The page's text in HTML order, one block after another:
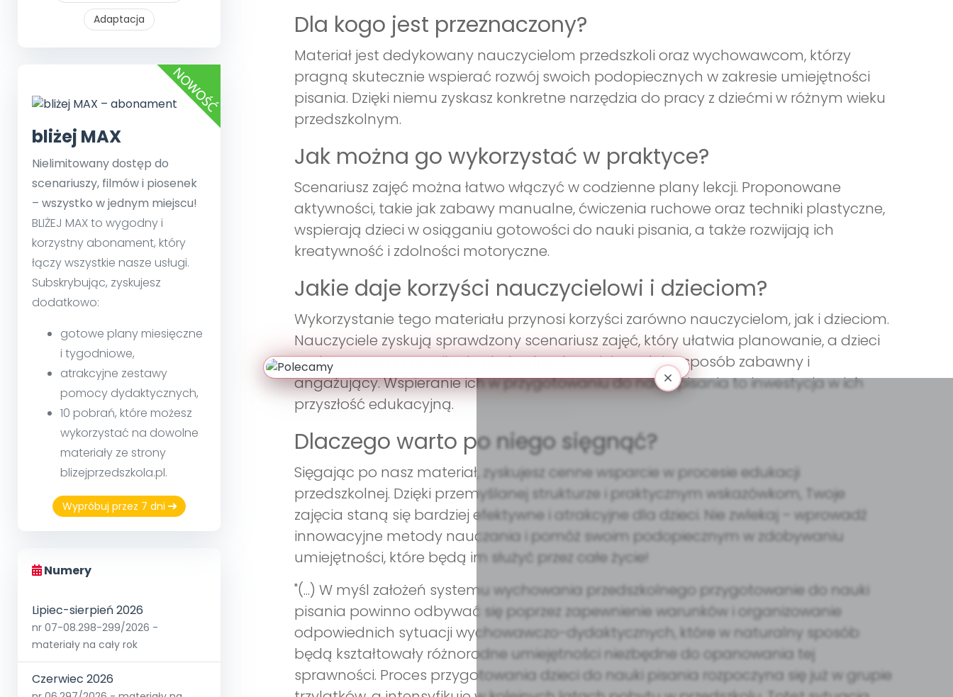
Adaptacja
bliżej MAX
Nielimitowany dostęp do
scenariuszy, filmów i piosenek
– wszystko w jednym miejscu!
BLIŻEJ MAX to wygodny i
korzystny abonament, który
łączy wszystkie nasze usługi.
Subskrybując, zyskujesz
dodatkowo:
gotowe plany miesięczne
i tygodniowe,
atrakcyjne zestawy
pomocy dydaktycznych,
10 pobrań, które możesz
wykorzystać na dowolne
materiały ze strony
blizejprzedszkola.pl.
Wypróbuj przez 7 dni
Numery
Lipiec-sierpień 2026
nr 07-08.298-299/2026 -
materiały na cały rok
Czerwiec 2026
Dla kogo jest przeznaczony?
Materiał jest dedykowany nauczycielom przedszkoli oraz wychowawcom, którzy
pragną skutecznie wspierać rozwój swoich podopiecznych w zakresie umiejętności
pisania. Dzięki niemu zyskasz konkretne narzędzia do pracy z dziećmi w różnym wieku
przedszkolnym.
Jak można go wykorzystać w praktyce?
Scenariusz zajęć można łatwo włączyć w codzienne plany lekcji. Proponowane
aktywności, takie jak zabawy manualne, ćwiczenia ruchowe oraz techniki plastyczne,
wspierają dzieci w osiąganiu gotowości do nauki pisania, a także rozwijają ich
kreatywność i zdolności motoryczne.
Jakie daje korzyści nauczycielowi i dzieciom?
Wykorzystanie tego materiału przynosi korzyści zarówno nauczycielom, jak i dzieciom.
Nauczyciele zyskują sprawdzony scenariusz zajęć, który ułatwia planowanie, a dzieci
mają szansę na rozwijanie niezbędnych umiejętności w sposób zabawny i
angażujący. Wspieranie ich w przygotowaniu do nauki pisania to inwestycja w ich
przyszłość edukacyjną.
Dlaczego warto po niego sięgnąć?
Sięgając po nasz materiał, zyskujesz cenne wsparcie w procesie edukacji
przedszkolnej. Dzięki przemyślanej strukturze i praktycznym wskazówkom, Twoje
zajęcia staną się bardziej efektywne i atrakcyjne dla dzieci. Nie zwlekaj – wprowadź
innowacyjne metody nauczania i pomóż swoim podopiecznym w zdobywaniu
umiejętności, które będą im służyć przez całe życie!
"(...) W myśl założeń systemu wychowania przedszkolnego przygotowanie do nauki
pisania powinno odbywać się poprzez zapewnienie warunków i organizowanie
odpowiednich sytuacji wychowawczo-dydaktycznych, które w naturalny sposób
będą kształtowały różnorodne umiejętności niezbędne do opanowania tej
sprawności. Proces przygotowania dzieci do nauki pisania rozpoczyna się już w grupie